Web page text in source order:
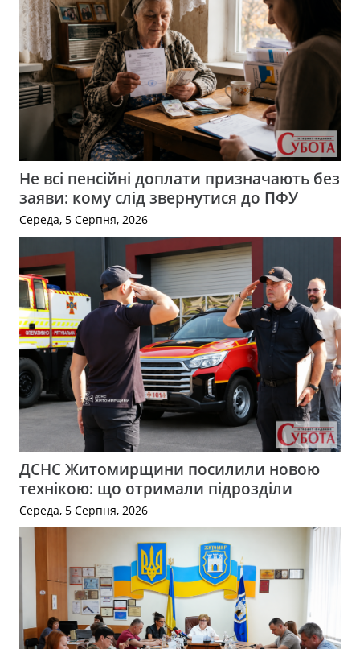
Не всі пенсійні доплати призначають без
заяви: кому слід звернутися до ПФУ
Середа, 5 Серпня, 2026
ДСНС Житомирщини посилили новою
технікою: що отримали підрозділи
Середа, 5 Серпня, 2026